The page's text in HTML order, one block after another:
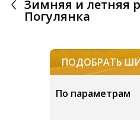
Зимняя и летняя
Погулянка
ПОДОБРАТЬ
По параметрам